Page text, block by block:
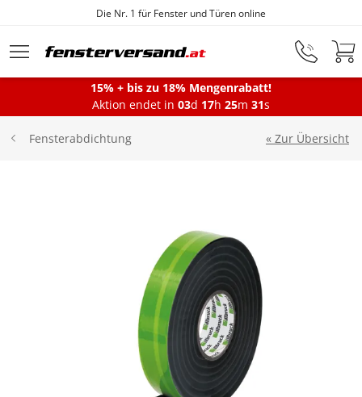
Zum Hauptinhalt springen
Die Nr. 1 für Fenster und Türen online
Fenster
Sonnenschutz
15% + bis zu 18% Mengenrabatt!
Aktion endet in 03d 17h 25m 30s
« Zur Übersicht
Fensterabdichtung